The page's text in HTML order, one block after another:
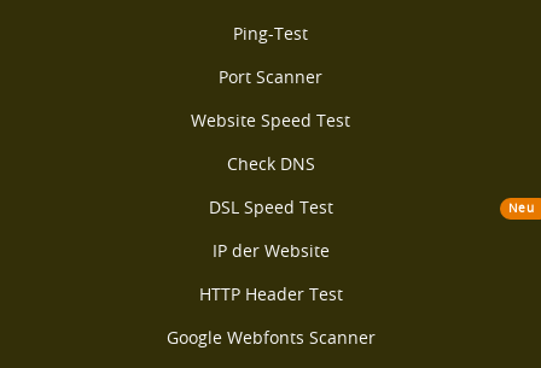
Ping-Test
Port Scanner
Website Speed Test
Check DNS
DSL Speed Test
Neu
IP der Website
HTTP Header Test
Google Webfonts Scanner